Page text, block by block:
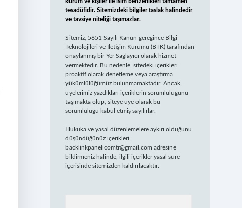
tesadüfidir. Sitemizdeki bilgiler taslak halindedir
ve tavsiye niteliği taşımazlar.
Sitemiz, 5651 Sayılı Kanun gereğince Bilgi
Teknolojileri ve İletişim Kurumu (BTK) tarafından
onaylanmış bir Yer Sağlayıcı olarak hizmet
vermektedir. Bu nedenle, sitedeki içerikleri
proaktif olarak denetleme veya araştırma
yükümlülüğümüz bulunmamaktadır. Ancak,
üyelerimiz yazdıkları içeriklerin sorumluluğunu
taşımakta olup, siteye üye olarak bu
sorumluluğu kabul etmiş sayılırlar.
Hukuka ve yasal düzenlemelere aykırı olduğunu
düşündüğünüz içerikleri,
backlinkpanelicomtr@gmail.com adresine
bildirmeniz halinde, ilgili içerikler yasal süre
içerisinde sitemizden kaldırılacaktır.